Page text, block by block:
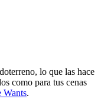
lo que las hace
como para tus cenas
Wants.